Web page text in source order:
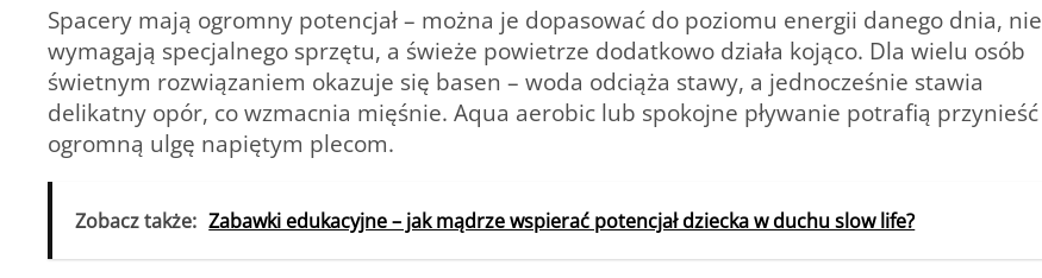
Spacery mają ogromny potencjał – można je dopasować do poziomu energii danego dnia, nie
wymagają specjalnego sprzętu, a świeże powietrze dodatkowo działa kojąco. Dla wielu osób
świetnym rozwiązaniem okazuje się basen – woda odciąża stawy, a jednocześnie stawia
delikatny opór, co wzmacnia mięśnie. Aqua aerobic lub spokojne pływanie potrafią przynieść
ogromną ulgę napiętym plecom.
Zobacz także: Zabawki edukacyjne – jak mądrze wspierać potencjał dziecka w duchu slow life?